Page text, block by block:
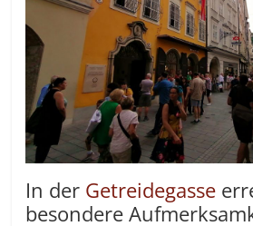
In der Getreidegasse
besondere